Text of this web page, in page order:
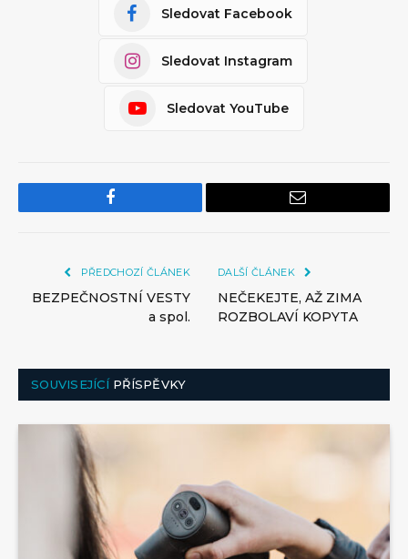
Sledovat Facebook
Sledovat Instagram
Sledovat YouTube
Facebook Email
PŘEDCHOZÍ ČLÁNEK
BEZPEČNOSTNÍ VESTY
a spol.
DALŠÍ ČLÁNEK
NEČEKEJTE, AŽ ZIMA
ROZBOLAVÍ KOPYTA
SOUVISEJÍCÍPŘÍSPĚVKY